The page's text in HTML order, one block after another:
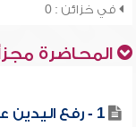
في خزائن : 0
المحاضرة
1 - رفع اليدين